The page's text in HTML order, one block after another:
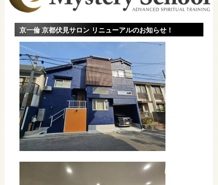
京一倫 京都伏見サロン リニューアルのお知らせ！